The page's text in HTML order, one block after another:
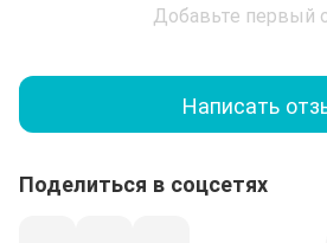
Добавьте первый
Написать
Поделиться в соцсетях